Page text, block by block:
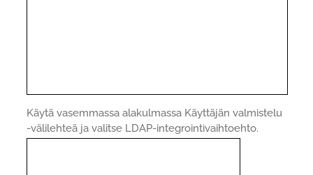
Käytä vasemmassa alakulmassa Käyttäjän valmistelu
-välilehteä ja valitse LDAP-integrointivaihtoehto.